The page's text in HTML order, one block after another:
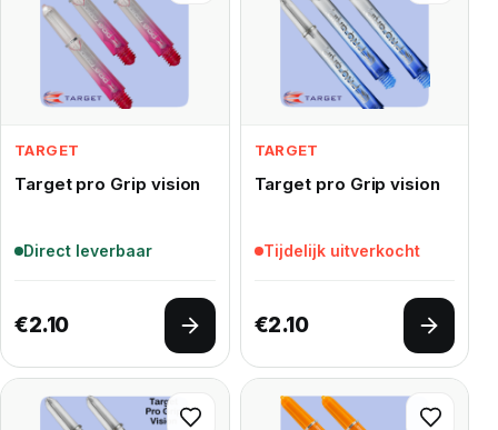
TARGET
Target pro Grip vision
Direct leverbaar
€2.10
Opties selecteren
TARGET
Target pro Grip vision
Tijdelijk uitverkocht
€2.10
Opties